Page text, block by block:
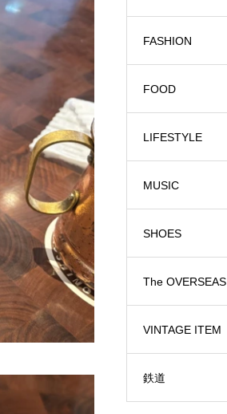
FASHION
FOOD
LIFESTYLE
MUSIC
SHOES
The OVERSEAS
VINTAGE ITEM
鉄道